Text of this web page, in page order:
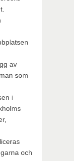
av
som
i
och